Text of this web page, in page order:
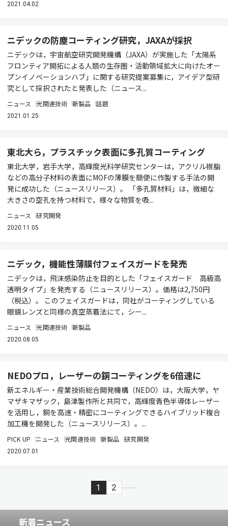
2021.04.02
ニデックの防塵コーティング研究，JAXAが採択
ニデックは，宇宙航空研究開発機構（JAXA）が実施した「太陽系
フロンティア開拓による人類の生存圏・活動領域拡大に向けたオー
プンイノベーションハブ」に関する研究提案募集に，アイデア型研
究として採択されたと発表した（ニュース...
ニュース 光関連技術 新製品 話題
2021.01.25
東北大ら，プラスチック表面に多孔質コーティング
東北大学，岩手大学，高輝度光科学研究センターは，アクリル樹脂
などの高分子材料の表面にMOFの薄膜を簡便に作製する手法の開
発に成功した（ニュースリリース）。 「多孔質材料」は，微細な
大きさの空孔を持つ材料で，様々な物質を吸...
ニュース 研究開発
2020.11.05
ニデック，機能性薄膜付フェイスガードを発売
ニデックは，飛沫感染防止を目的とした「フェイスガード 高級高
透明タイプ」を発売する（ニュースリリース）。価格は2,750円
（税込）。 このフェイスガードは，同社がコーティングしている
眼鏡レンズと同様の真空蒸着法にて，シー...
ニュース 光関連技術 新製品
2020.08.05
NEDOプロ，レーザーの銅コーティングを6倍速に
新エネルギー・産業技術総合開発機構（NEDO）は，大阪大学，ヤ
マザキマザック，島津製作所と共同で，高輝度青色半導体レーザー
を活用し，銅を高速・精密にコーティングできるハイブリッド複合
加工機を開発した（ニュースリリース）。...
PICK UP ニュース 光関連技術 新製品 研究開発
2020.07.01
1 2
新着ニュース